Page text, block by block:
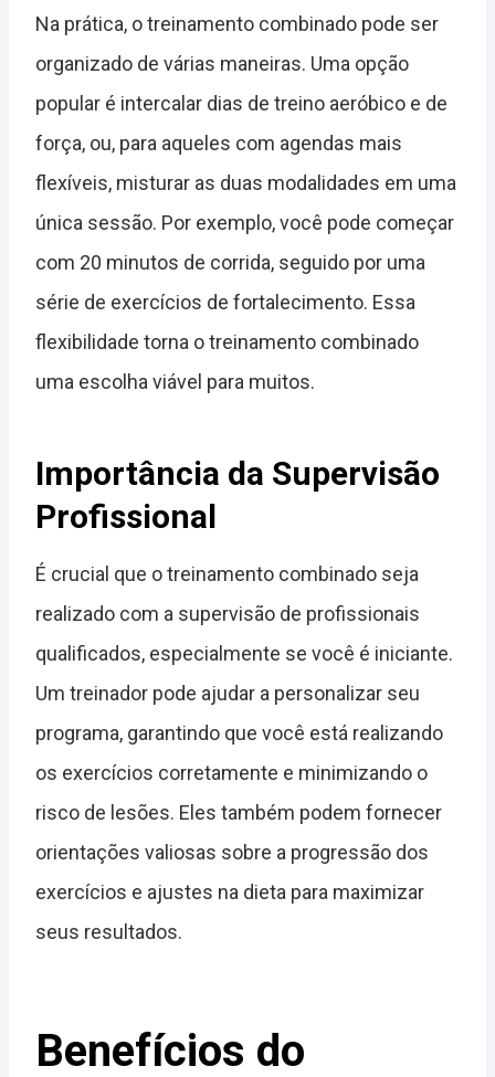
Na prática, o treinamento combinado pode ser
organizado de várias maneiras. Uma opção
popular é intercalar dias de treino aeróbico e de
força, ou, para aqueles com agendas mais
flexíveis, misturar as duas modalidades em uma
única sessão. Por exemplo, você pode começar
com 20 minutos de corrida, seguido por uma
série de exercícios de fortalecimento. Essa
flexibilidade torna o treinamento combinado
uma escolha viável para muitos.
Importância da Supervisão
Profissional
É crucial que o treinamento combinado seja
realizado com a supervisão de profissionais
qualificados, especialmente se você é iniciante.
Um treinador pode ajudar a personalizar seu
programa, garantindo que você está realizando
os exercícios corretamente e minimizando o
risco de lesões. Eles também podem fornecer
orientações valiosas sobre a progressão dos
exercícios e ajustes na dieta para maximizar
seus resultados.
Benefícios do